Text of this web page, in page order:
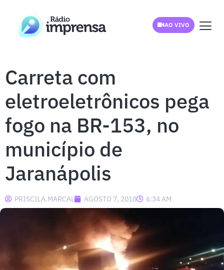
AO VIVO
Carreta com
eletroeletrônicos pega
fogo na BR-153, no
município de
Jaranápolis
PRISCILA.MARCAL AGOSTO 7, 2018 6:34 AM